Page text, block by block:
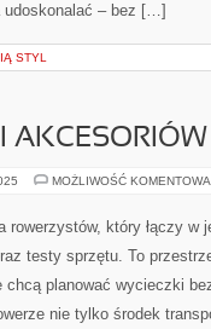
udoskonalać – bez […]
STYL
I AKCESORIÓW
MOŻLIWOŚĆ
rowerzystów, który łączy w
testy sprzętu. To
chcą planować wycieczki
nie tylko środek